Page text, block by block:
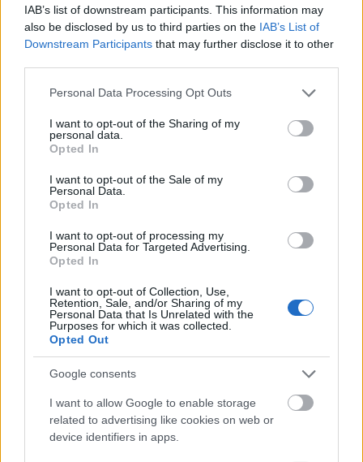
IAB’s list of downstream participants. This information may
also be disclosed by us to third parties on the IAB’s List of
Downstream Participants that may further disclose it to other
Please note that this website/app uses one or more Google
not limited to your visit or usage behaviour. You may click to
grant or deny consent to Google and its third-party tags to
use your data for below specified purposes in below Google
consent section.
Personal Data Processing Opt Outs
I want to opt-out of the Sharing of my
personal data.
Opted In
I want to opt-out of the Sale of my
Personal Data.
Opted In
I want to opt-out of processing my
Personal Data for Targeted Advertising.
Opted In
I want to opt-out of Collection, Use,
Retention, Sale, and/or Sharing of my
Personal Data that Is Unrelated with the
Purposes for which it was collected.
Opted Out
Google consents
I want to allow Google to enable storage
related to advertising like cookies on web or
device identifiers in apps.
Az év végét sem lazsálással tölti az Ektomorf. A
Mezőkovácsházáról származó zenekar több
Facebook bejegyzésben utalt rá, hogy a próbák ...